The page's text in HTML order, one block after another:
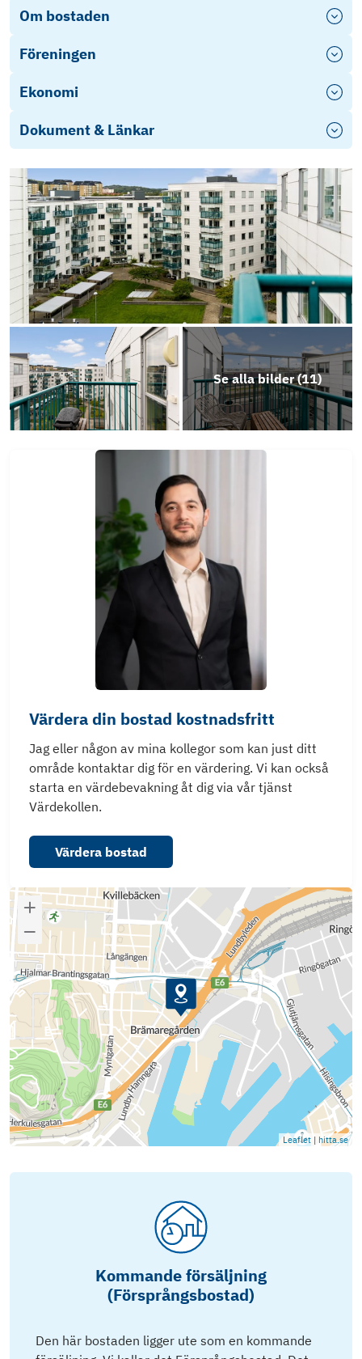
Om bostaden
Föreningen
Ekonomi
Dokument & Länkar
Se alla bilder (11)
Värdera din bostad kostnadsfritt
Jag eller någon av mina kollegor som kan just ditt
område kontaktar dig för en värdering. Vi kan också
starta en värdebevakning åt dig via vår tjänst
Värdekollen.
Värdera bostad
Leaflet | hitta.se
Kommande försäljning
(Försprångsbostad)
Den här bostaden ligger ute som en kommande